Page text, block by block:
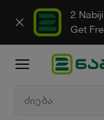
2 Nabiji
Get